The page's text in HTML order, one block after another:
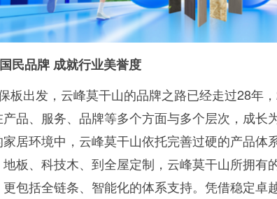
民品牌 成就行业美誉度
板出发，云峰莫干山的品牌之路已经走过28年
品、服务、品牌等多个方面与多个层次，成长
居环境中，云峰莫干山依托完善过硬的产品体
板、科技木、到全屋定制，云峰莫干山所拥有
包括全链条、智能化的体系支持。凭借稳定卓